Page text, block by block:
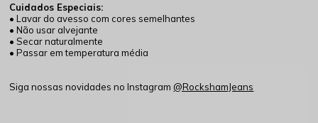
Cuidados Especiais:
• Lavar do avesso com cores semelhantes
• Não usar alvejante
• Secar naturalmente
• Passar em temperatura média
Siga nossas novidades no Instagram @RockshamJeans